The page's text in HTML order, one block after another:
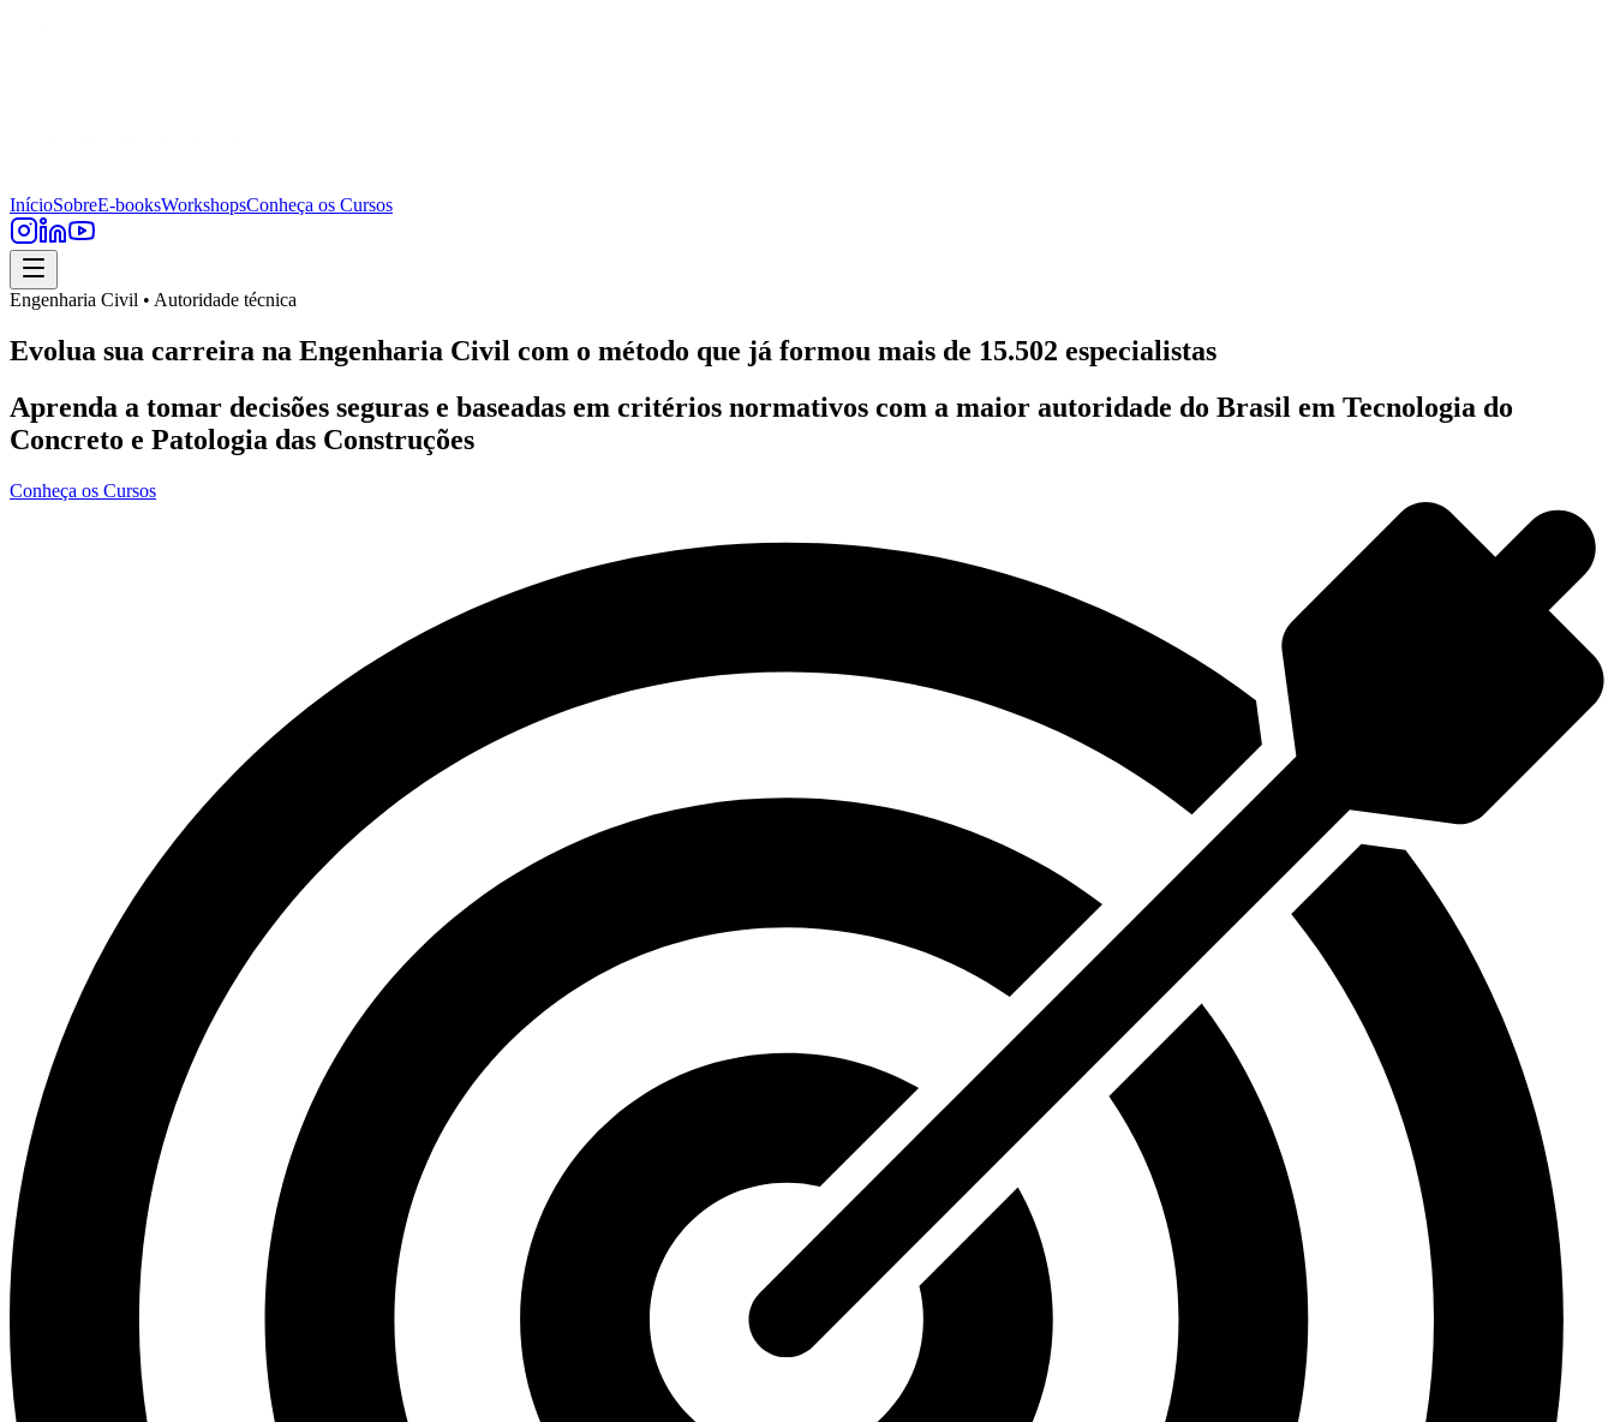
InícioSobreE-booksWorkshopsConheça os Cursos
Engenharia Civil • Autoridade técnica
Evolua sua carreira na Engenharia Civil com o método que já formou mais de 15.502 especialistas
Aprenda a tomar decisões seguras e baseadas em critérios normativos com a maior autoridade do Brasil em Tecnologia do
Concreto e Patologia das Construções
Conheça os Cursos